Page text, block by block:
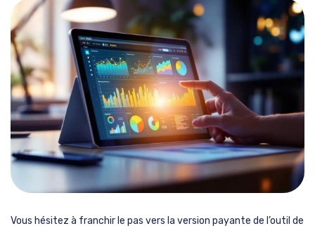
Vous hésitez à franchir le pas vers la version payante de l’outil de